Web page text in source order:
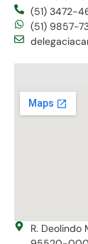
(51) 3472-
(51) 9857-
R. Deolindo